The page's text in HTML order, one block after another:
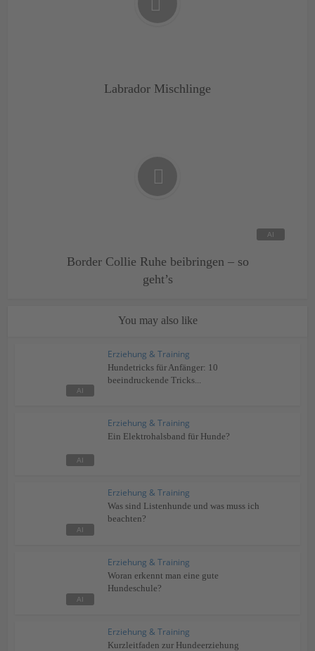
Labrador Mischlinge
Border Collie Ruhe beibringen – so
geht’s
You may also like
Erziehung & Training
Hundetricks für Anfänger: 10
beeindruckende Tricks...
Erziehung & Training
Ein Elektrohalsband für Hunde?
Erziehung & Training
Was sind Listenhunde und was muss ich
beachten?
Erziehung & Training
Woran erkennt man eine gute
Hundeschule?
Erziehung & Training
Kurzleitfaden zur Hundeerziehung